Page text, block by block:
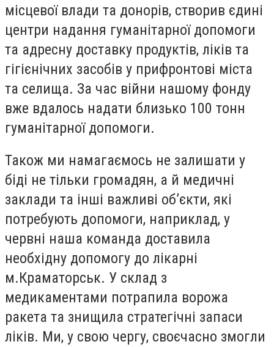
місцевої влади та донорів, створив єдині
центри надання гуманітарної допомоги
та адресну доставку продуктів, ліків та
гігієнічних засобів у прифронтові міста
та селища. За час війни нашому фонду
вже вдалось надати близько 100 тонн
гуманітарної допомоги.
Також ми намагаємось не залишати у
біді не тільки громадян, а й медичні
заклади та інші важливі об’єкти, які
потребують допомоги, наприклад, у
червні наша команда доставила
необхідну допомогу до лікарні
м.Краматорськ. У склад з
медикаментами потрапила ворожа
ракета та знищила стратегічні запаси
ліків. Ми, у свою чергу, своєчасно змогли